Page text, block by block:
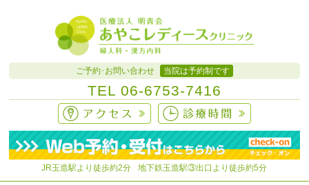
ご予約･お問い合わせ 当院は予約制です
TEL 06-6753-7416
JR玉造駅より徒歩約2分 地下鉄玉造駅③出口より徒歩約5分